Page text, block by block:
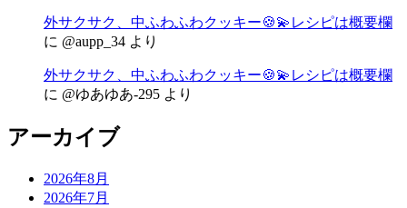
外サクサク、中ふわふわクッキー🍪💫レシピは概要欄
に @aupp_34 より
外サクサク、中ふわふわクッキー🍪💫レシピは概要欄
に @ゆあゆあ-295 より
アーカイブ
2026年8月
2026年7月